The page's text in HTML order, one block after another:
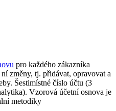
pro každého zákazníka
změny, tj. přidávat, opravovat a
Šestimístné číslo účtu (3
Vzorová účetní osnova je
metodiky